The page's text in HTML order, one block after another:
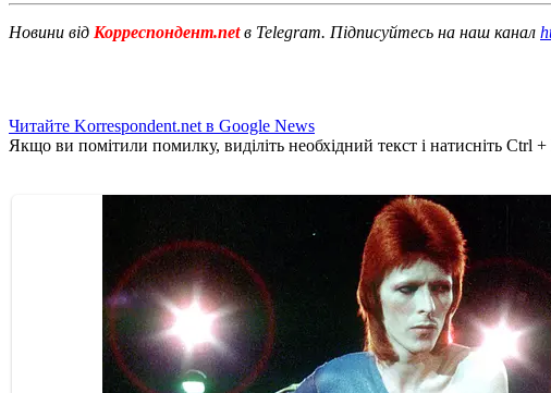
Новини від Корреспондент.netв Telegram. Підписуйтесь на наш канал
Читайте Korrespondent.net в Google News
Якщо ви помітили помилку, виділіть необхідний текст і натисніть Ctrl